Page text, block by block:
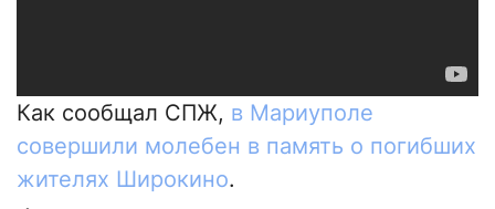
Как сообщал СПЖ, в Мариуполе
совершили молебен в память о погибших
жителях Широкино.